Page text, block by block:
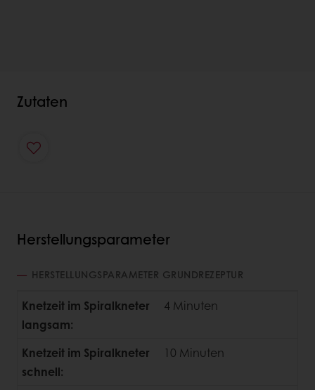
Zutaten
Herstellungsparameter
HERSTELLUNGSPARAMETER GRUNDREZEPTUR
Knetzeit im Spiralkneter
langsam:
4 Minuten
Knetzeit im Spiralkneter
schnell:
10 Minuten